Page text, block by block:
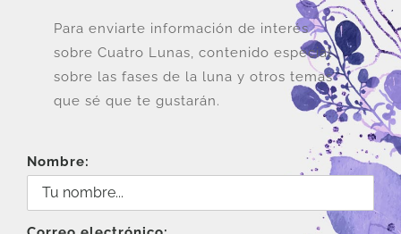
Para enviarte información de interés
sobre Cuatro Lunas, contenido especial
sobre las fases de la luna y otros temas
que sé que te gustarán.
Nombre: